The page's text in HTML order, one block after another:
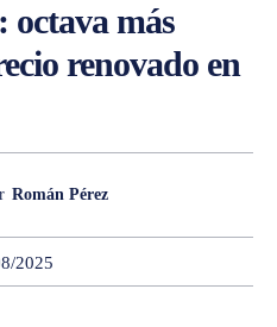
octava más
renovado en
Román Pérez
2025